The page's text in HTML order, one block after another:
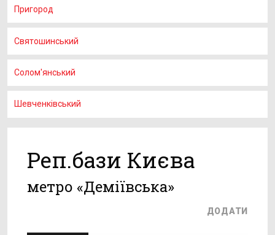
Пригород
Святошинський
Солом'янський
Шевченківський
Реп.бази Києва
метро «Деміївська»
ДОДАТИ